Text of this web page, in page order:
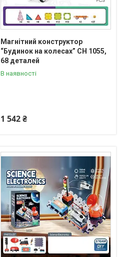
Магнітний конструктор
“Будинок на колесах” CH 1055,
68 деталей
В наявності
1 542 ₴